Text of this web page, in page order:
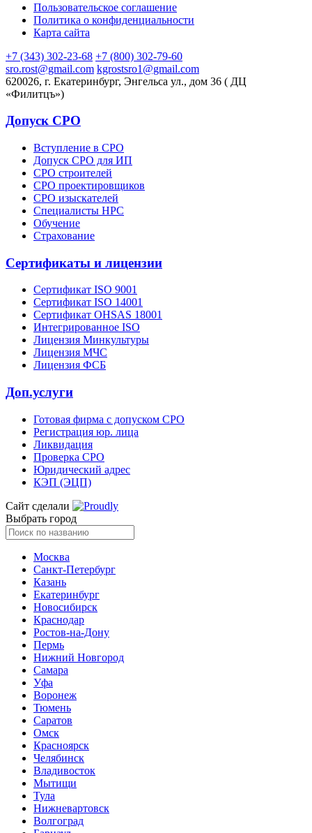
Пользовательское соглашение
Политика о конфиденциальности
Карта сайта
+7 (343) 302-23-68 +7 (800) 302-79-60
sro.rost@gmail.com kgrostsro1@gmail.com
620026, г. Екатеринбург, Энгельса ул., дом 36 ( ДЦ
«Филитцъ»)
Допуск СРО
Вступление в СРО
Допуск СРО для ИП
СРО строителей
СРО проектировщиков
СРО изыскателей
Специалисты НРС
Обучение
Страхование
Сертификаты и лицензии
Сертификат ISO 9001
Сертификат ISO 14001
Сертификат OHSAS 18001
Интегрированное ISO
Лицензия Минкультуры
Лицензия МЧС
Лицензия ФСБ
Доп.услуги
Готовая фирма с допуском СРО
Регистрация юр. лица
Ликвидация
Проверка СРО
Юридический адрес
КЭП (ЭЦП)
Сайт сделали
Выбрать город
Москва
Санкт-Петербург
Казань
Екатеринбург
Новосибирск
Краснодар
Ростов-на-Дону
Пермь
Нижний Новгород
Самара
Уфа
Воронеж
Тюмень
Саратов
Омск
Красноярск
Челябинск
Владивосток
Мытищи
Тула
Нижневартовск
Волгоград